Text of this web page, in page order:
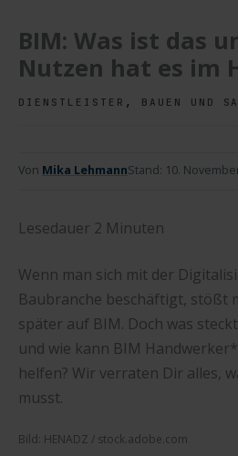
BIM: Was ist das
Nutzen hat es im
DIENSTLEISTER , BAUEN UND
Von Mika LehmannStand: 10.
Lesedauer 2 Minuten
Wenn man sich mit der
Baubranche beschäftigt, stößt
später auf BIM. Doch was
und wie kann BIM
helfen? Wir verraten Dir alles,
musst.
Bild: HENADZ / stock.adobe.com